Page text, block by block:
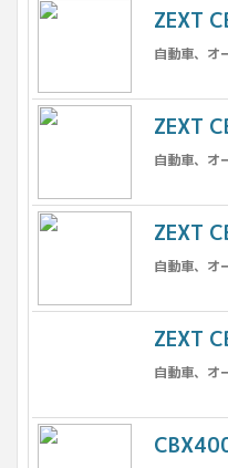
ZEXT
自動車、オ
ZEXT
自動車、オ
ZEXT
自動車、オ
ZEXT
自動車、オ